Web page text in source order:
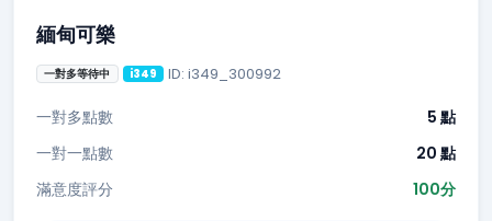
緬甸可樂
一對多等待中 i349 ID: i349_300992
一對多點數
5 點
一對一點數
20 點
滿意度評分
100分